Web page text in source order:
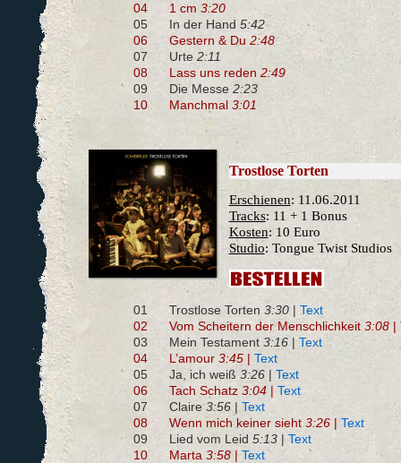
04
1 cm 3:20
05
In der Hand 5:42
06
Gestern & Du 2:48
07
Urte 2:11
08
Lass uns reden 2:49
09
Die Messe 2:23
10
Manchmal 3:01
Trostlose Torten
Erschienen: 11.06.2011
Tracks: 11 + 1 Bonus
Kosten: 10 Euro
Studio: Tongue Twist Studios
01 Trostlose Torten 3:30 | Text
02
Vom Scheitern der Menschlichkeit 3:08|
03
Mein Testament 3:16 | Text
04
L’amour 3:45 | Text
05
Ja, ich weiß 3:26 | Text
06
Tach Schatz 3:04 | Text
07
Claire3:56 | Text
08
Wenn mich keiner sieht 3:26 | Text
09
Lied vom Leid 5:13 |Text
10
Marta 3:58 | Text